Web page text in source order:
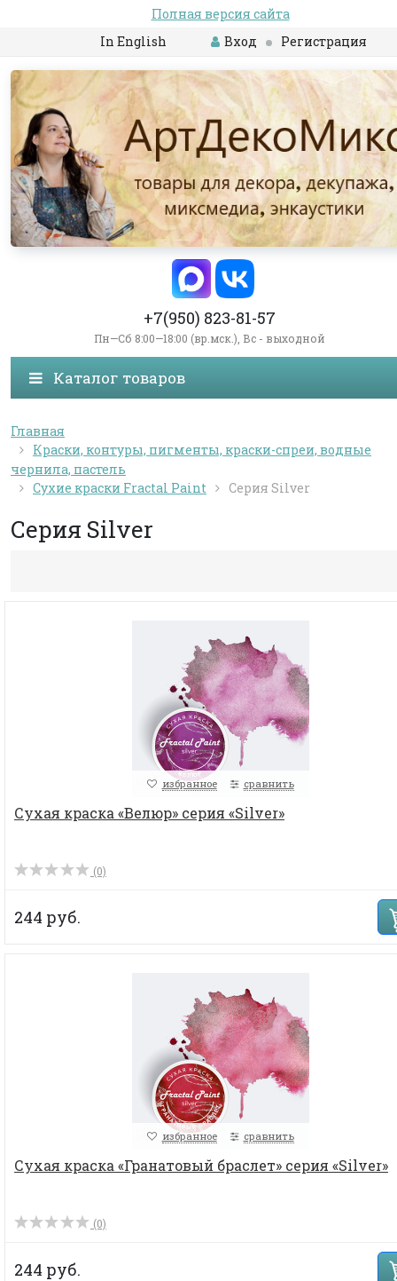
Полная версия сайта
In English
Вход Регистрация
+7(950) 823-81-57
Пн—Сб 8:00—18:00 (вр.мск.), Вс - выходной
Каталог товаров
Главная
Краски, контуры, пигменты, краски-спреи, водные
чернила, пастель
Сухие краски Fractal Paint
Серия Silver
Серия Silver
избранное сравнить
Сухая краска «Велюр» серия «Silver»
(0)
244 руб.
избранное сравнить
Сухая краска «Гранатовый браслет» серия «Silver»
(0)
244 руб.